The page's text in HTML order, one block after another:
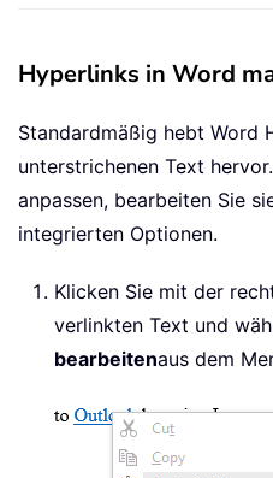
Hyperlinks in Word
Standardmäßig hebt Word
unterstrichenen Text
anpassen, bearbeiten Sie
integrierten Optionen.
Klicken Sie mit der
verlinkten Text und
bearbeitenaus dem